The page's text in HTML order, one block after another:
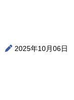
2025年10月06日